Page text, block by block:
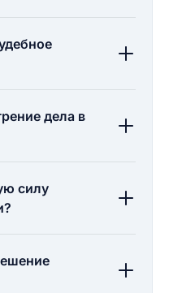
дела в
силу